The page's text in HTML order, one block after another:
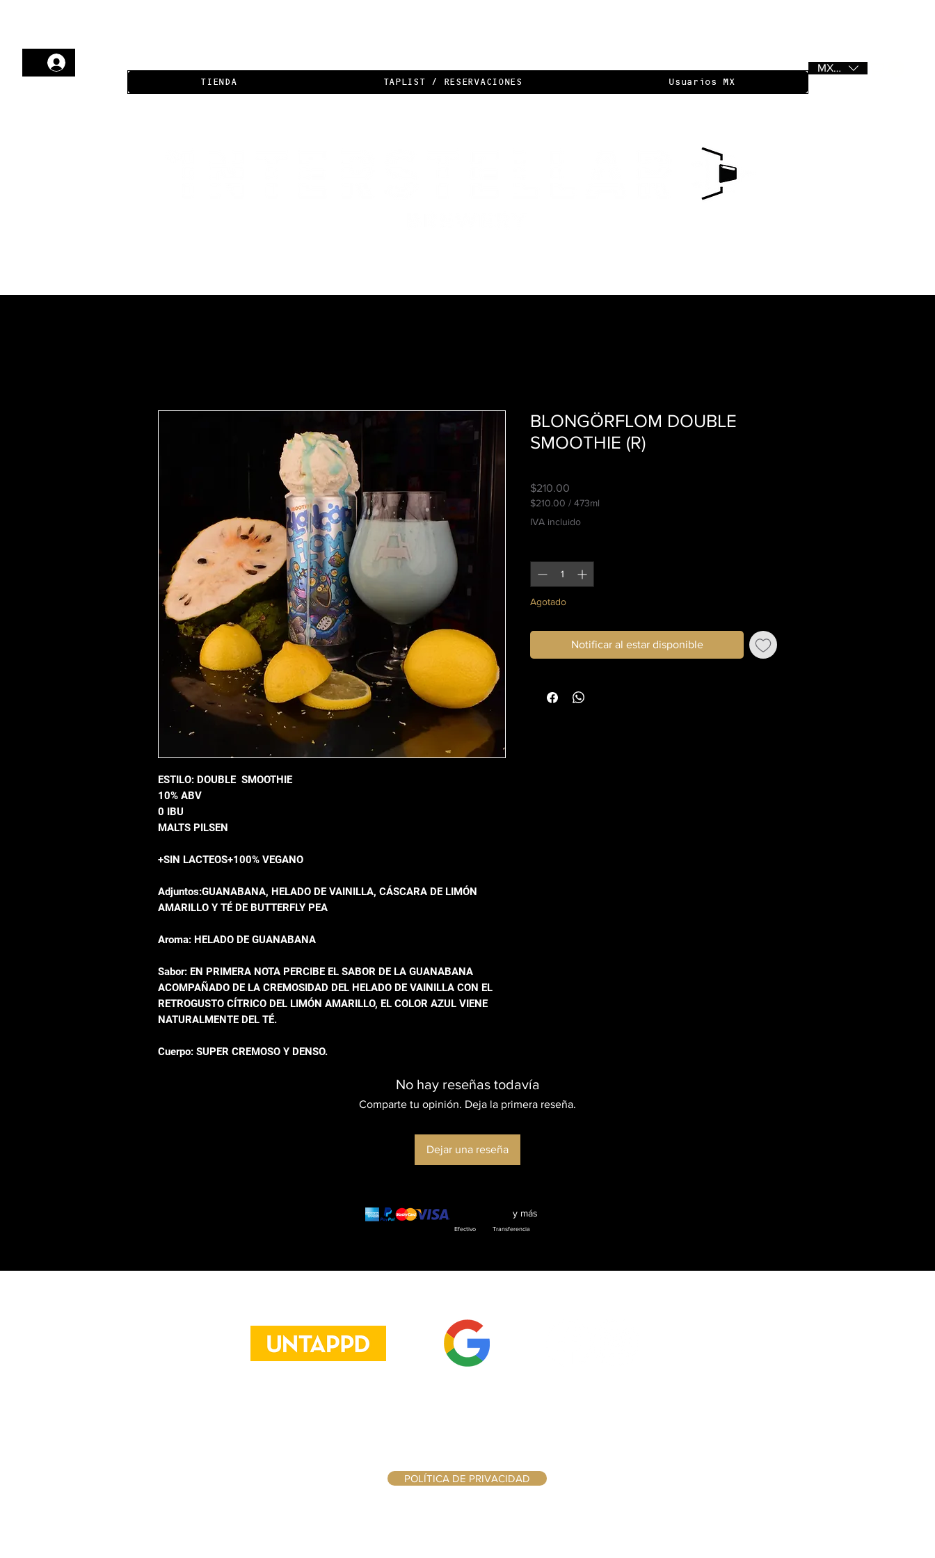
TIENDA TAPLIST / RESERVACIONES Usuarios MX
MXN ($)
ESTILO: DOUBLE SMOOTHIE
10% ABV
0 IBU
MALTS PILSEN
+SIN LACTEOS+100% VEGANO
Adjuntos:GUANABANA, HELADO DE VAINILLA, CÁSCARA DE LIMÓN
AMARILLO Y TÉ DE BUTTERFLY PEA
Aroma: HELADO DE GUANABANA
Sabor: EN PRIMERA NOTA PERCIBE EL SABOR DE LA GUANABANA
ACOMPAÑADO DE LA CREMOSIDAD DEL HELADO DE VAINILLA CON EL
RETROGUSTO CÍTRICO DEL LIMÓN AMARILLO, EL COLOR AZUL VIENE
NATURALMENTE DEL TÉ.
Cuerpo: SUPER CREMOSO Y DENSO.
BLONGÖRFLOM DOUBLE
SMOOTHIE (R)
$210.00
$210.00 / 473ml
$210.00
IVA incluido
Agotado
Notificar al estar disponible
No hay reseñas todavía
Comparte tu opinión. Deja la primera reseña.
Dejar una reseña
y más
Efectivo Transferencia
POLÍTICA DE PRIVACIDAD